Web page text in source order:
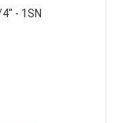
- 1SN